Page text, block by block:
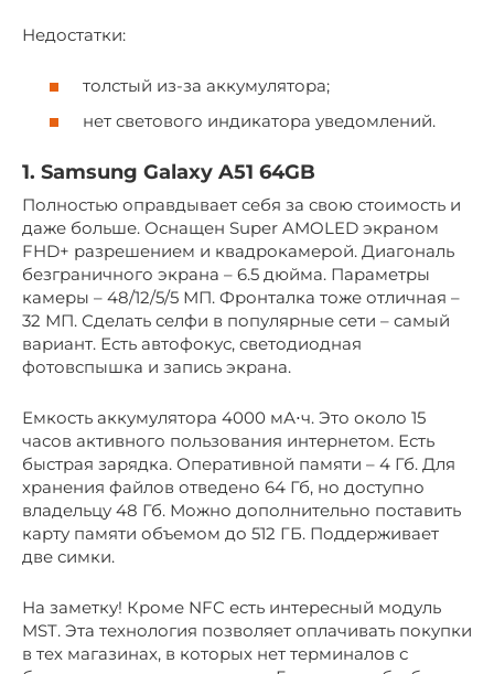
Недостатки:
толстый из-за аккумулятора;
нет светового индикатора уведомлений.
1. Samsung Galaxy A51 64GB
Полностью оправдывает себя за свою стоимость и
даже больше. Оснащен Super AMOLED экраном
FHD+ разрешением и квадрокамерой. Диагональ
безграничного экрана – 6.5 дюйма. Параметры
камеры – 48/12/5/5 МП. Фронталка тоже отличная –
32 МП. Сделать селфи в популярные сети – самый
вариант. Есть автофокус, светодиодная
фотовспышка и запись экрана.
Емкость аккумулятора 4000 мА⋅ч. Это около 15
часов активного пользования интернетом. Есть
быстрая зарядка. Оперативной памяти – 4 Гб. Для
хранения файлов отведено 64 Гб, но доступно
владельцу 48 Гб. Можно дополнительно поставить
карту памяти объемом до 512 ГБ. Поддерживает
две симки.
На заметку! Кроме NFC есть интересный модуль
MST. Эта технология позволяет оплачивать покупки
в тех магазинах, в которых нет терминалов с